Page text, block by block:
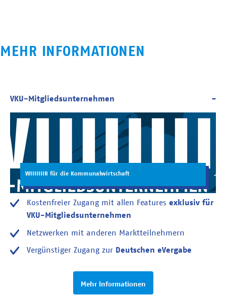
MEHR INFORMATIONEN
WIIIIIIIR für die Kommunalwirtschaft
Kostenfreier Zugang mit allen Features exklusiv für
VKU-Mitgliedsunternehmen
Netzwerken mit anderen Marktteilnehmern
Vergünstiger Zugang zur Deutschen eVergabe
Mehr Informationen